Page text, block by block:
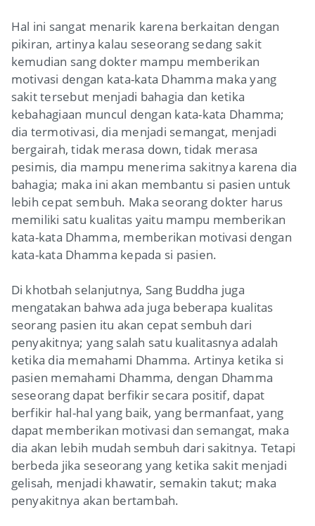
Hal ini sangat menarik karena berkaitan dengan
pikiran, artinya kalau seseorang sedang sakit
kemudian sang dokter mampu memberikan
motivasi dengan kata-kata Dhamma maka yang
sakit tersebut menjadi bahagia dan ketika
kebahagiaan muncul dengan kata-kata Dhamma;
dia termotivasi, dia menjadi semangat, menjadi
bergairah, tidak merasa down, tidak merasa
pesimis, dia mampu menerima sakitnya karena dia
bahagia; maka ini akan membantu si pasien untuk
lebih cepat sembuh. Maka seorang dokter harus
memiliki satu kualitas yaitu mampu memberikan
kata-kata Dhamma, memberikan motivasi dengan
kata-kata Dhamma kepada si pasien.
Di khotbah selanjutnya, Sang Buddha juga
mengatakan bahwa ada juga beberapa kualitas
seorang pasien itu akan cepat sembuh dari
penyakitnya; yang salah satu kualitasnya adalah
ketika dia memahami Dhamma. Artinya ketika si
pasien memahami Dhamma, dengan Dhamma
seseorang dapat berfikir secara positif, dapat
berfikir hal-hal yang baik, yang bermanfaat, yang
dapat memberikan motivasi dan semangat, maka
dia akan lebih mudah sembuh dari sakitnya. Tetapi
berbeda jika seseorang yang ketika sakit menjadi
gelisah, menjadi khawatir, semakin takut; maka
penyakitnya akan bertambah.